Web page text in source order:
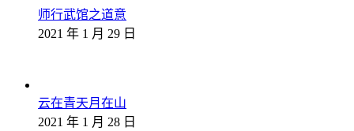
师行武馆之道意
2021 年 1 月 29 日
云在青天月在山
2021 年 1 月 28 日